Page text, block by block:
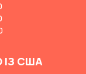
ІЗ США